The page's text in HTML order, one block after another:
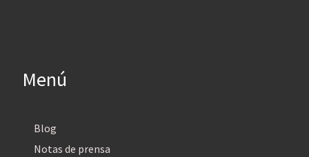
Menú
Blog
Notas de prensa